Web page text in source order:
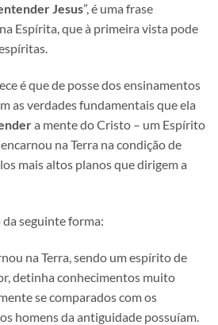
Jesus”, é uma frase
Espírita, que à primeira vista pode
é que de posse dos ensinamentos
as verdades fundamentais que ela
a mente do Cristo – um Espírito
na Terra na condição de
mais altos planos que dirigem a
seguinte forma:
na Terra, sendo um espírito de
detinha conhecimentos muito
se comparados com os
homens da antiguidade possuíam.